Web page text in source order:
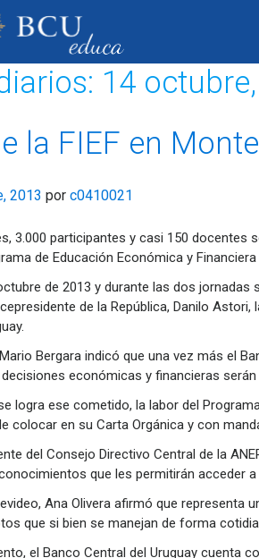
14
la FIEF en
2013 por c0410021
3.000 participantes y casi 150 docentes
de Educación Económica y Financiera
de 2013 y durante las dos
de la República, Danilo
Bergara indicó que una vez más el
económicas y financieras
logra ese cometido, la labor del
colocar en su Carta Orgánica y con
del Consejo Directivo Central de la
que les permitirán acceder
Ana Olivera afirmó que representa
que si bien se manejan de forma
el Banco Central del Uruguay cuenta